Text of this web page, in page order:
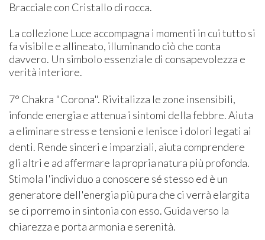
Bracciale con Cristallo di rocca.
La collezione Luce accompagna i momenti in cui tutto si
fa visibile e allineato, illuminando ciò che conta
davvero. Un simbolo essenziale di consapevolezza e
verità interiore.
7° Chakra "Corona". Rivitalizza le zone insensibili,
infonde energia e attenua i sintomi della febbre. Aiuta
a eliminare stress e tensioni e lenisce i dolori legati ai
denti. Rende sinceri e imparziali, aiuta comprendere
gli altri e ad affermare la propria natura più profonda.
Stimola l'individuo a conoscere sé stesso ed è un
generatore dell'energia più pura che ci verrà elargita
se ci porremo in sintonia con esso. Guida verso la
chiarezza e porta armonia e serenità.